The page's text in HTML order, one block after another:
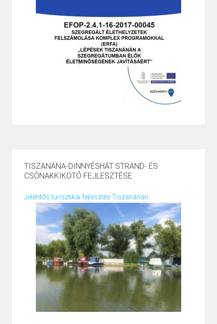
TISZANÁNA-DINNYÉSHÁT STRAND- ÉS
CSÓNAKKIKÖTŐ FEJLESZTÉSE
Jelentős turisztikai fejlesztés Tiszanánán